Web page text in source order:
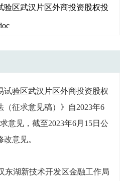
验区武汉片区外商投资股权投
试验区武汉片区外商投资股权
征求意见稿）》自2023年6
意见，截至2023年6月15日公
意见。
东湖新技术开发区金融工作局